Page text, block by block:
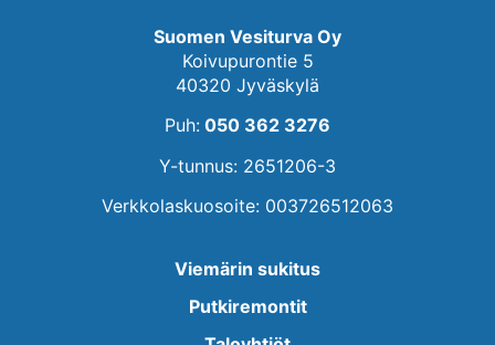
Suomen Vesiturva Oy
Koivupurontie 5
40320 Jyväskylä
Puh: 050 362 3276
Y-tunnus: 2651206-3
Verkkolaskuosoite: 003726512063
Viemärin sukitus
Putkiremontit